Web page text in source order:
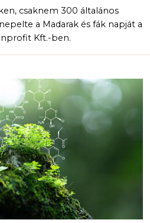
csaknem 300 általános
a Madarak és fák napját a
Kft.-ben.